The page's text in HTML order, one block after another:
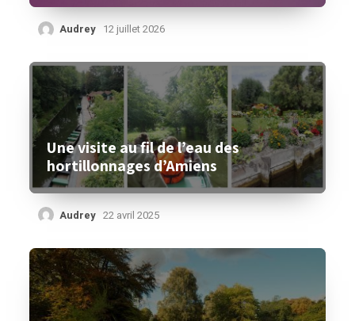
Audrey 12 juillet 2026
Une visite au fil de l’eau des
hortillonnages d’Amiens
Audrey 22 avril 2025